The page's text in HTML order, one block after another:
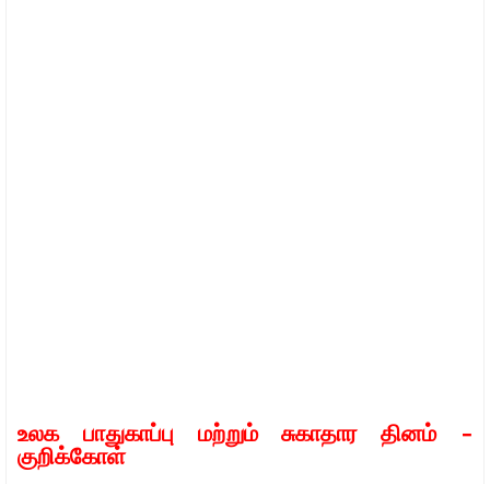
உலக பாதுகாப்பு மற்றும் சுகாதார தினம் -
குறிக்கோள்